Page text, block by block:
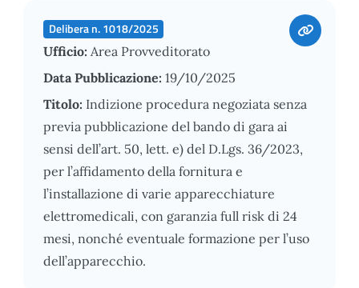
Delibera n. 1018/2025
Ufficio: Area Provveditorato
Data Pubblicazione: 19/10/2025
Titolo: Indizione procedura negoziata senza
previa pubblicazione del bando di gara ai
sensi dell’art. 50, lett. e) del D.Lgs. 36/2023,
per l’affidamento della fornitura e
l’installazione di varie apparecchiature
elettromedicali, con garanzia full risk di 24
mesi, nonché eventuale formazione per l’uso
dell’apparecchio.